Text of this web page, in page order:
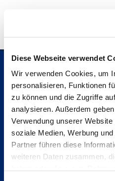
Diese Webseite verwendet
Wir verwenden Cookies, um
personalisieren, Funktionen
zu können und die Zugriffe
analysieren. Außerdem
Verwendung unserer
soziale Medien, Werbung
Partner führen diese
weiteren Daten zusammen,
Hochschule Bremerhaven
Kontakt
An der Karlstadt 8
27568 Bremerhaven
Ressourcen
Folge uns